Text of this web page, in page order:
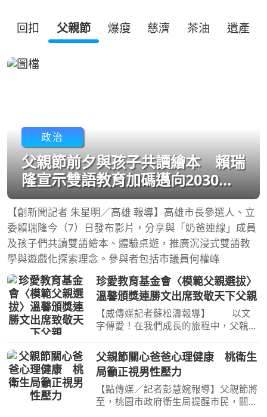
回扣 父親節 爆瘦 慈濟 茶油 遺產
政治
父親節前夕與孩子共讀繪本 賴瑞
隆宣示雙語教育加碼邁向2030雙
語城市願景
【創新聞記者 朱星明／高雄 報導】高雄市長參選人、立
委賴瑞隆今（7）日發布影片，分享與「奶爸連線」成員
及孩子們共讀雙語繪本、體驗桌遊，推廣沉浸式雙語教
學與遊戲化探索理念。參與者包括市議員何權峰
珍愛教育基金會〈模範父親選拔〉
溫馨頒獎連勝文出席致敬天下父親
【威傳媒記者蘇松濤報導】 以文
字傳愛！在我們成長的旅程中，父親往
的靠山。為了表達對這份偉大角色的敬
意，珍愛教育基金會今(8/7)舉辦第二屆
「模範父親選拔暨徵文
父親節關心爸爸心理健康 桃衛生
局籲正視男性壓力
【點傳媒／記者彭慧婉報導】父親節將
至，桃園市政府衛生局提醒市民，關心